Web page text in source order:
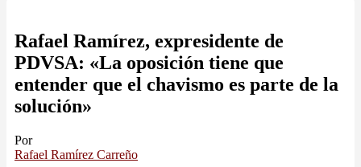
Rafael Ramírez, expresidente de
PDVSA: «La oposición tiene que
entender que el chavismo es parte de la
solución»
Por
Rafael Ramírez Carreño